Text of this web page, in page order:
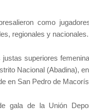
como
regionales y nacionales.
superiores
Nacional (Abadina),
en San Pedro de
gala de la Unión